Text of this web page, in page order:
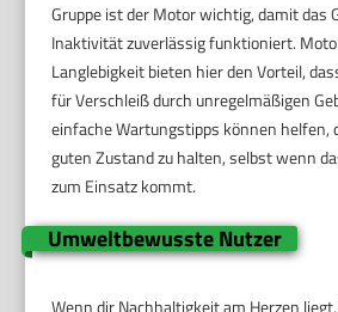
Gruppe ist der Motor wichtig, damit das
Inaktivität zuverlässig funktioniert.
Langlebigkeit bieten hier den Vorteil,
für Verschleiß durch unregelmäßigen
einfache Wartungstipps können helfen,
guten Zustand zu halten, selbst wenn
zum Einsatz kommt.
Umweltbewusste Nutzer
Wenn dir Nachhaltigkeit am Herzen